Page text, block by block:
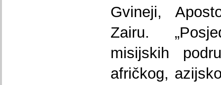
Gvineji,
Zairu.
misijskih
afričkog,